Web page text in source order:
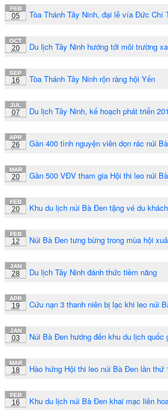
FEB
05 Tòa Thánh Tây Ninh, đại lễ vía Đức Chí
OCT
20 Du lịch Tây Ninh hướng tới môi trường
SEP
16 Tòa Thánh Tây Ninh rộn ràng hội Yến
JUL
07 Du lịch Tây Ninh, kế hoạch phát triển
APR
26 Gần 400 tình nguyện viên dọn rác núi
MAR
20 Gần 500 VĐV tham gia Hội thi leo núi
FEB
20 Khu du lịch núi Bà Đen tặng vé du
FEB
12 Núi Bà Đen tưng bừng trong mùa hội
JAN
28 Du lịch Tây Ninh đánh thức tiềm năng
APR
19 Cứu nạn 3 thanh niên bị lạc khi leo núi
JAN
03 Núi Bà Đen hướng đến khu du lịch quốc
MAR
18 Hào hứng Hội thi leo núi Bà Đen lần thứ
FEB
16 Khu du lịch núi Bà Đen khai mạc liên